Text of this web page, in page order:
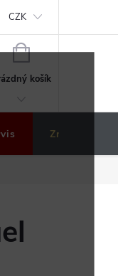
CZK
NÁKUPNÍ
KOŠÍK
košík
Značky